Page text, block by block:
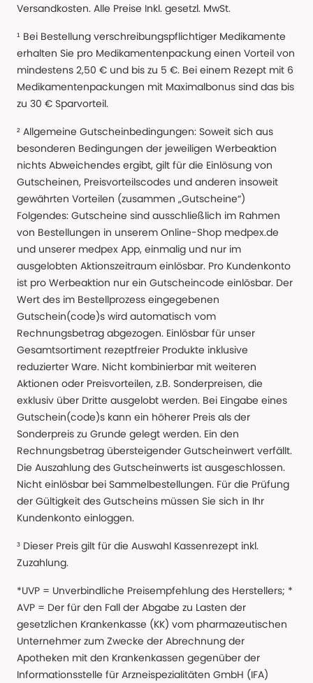
Versandkosten. Alle Preise Inkl. gesetzl. MwSt.
¹ Bei Bestellung verschreibungspflichtiger Medikamente
erhalten Sie pro Medikamentenpackung einen Vorteil von
mindestens 2,50 € und bis zu 5 €. Bei einem Rezept mit 6
Medikamentenpackungen mit Maximalbonus sind das bis
zu 30 € Sparvorteil.
² Allgemeine Gutscheinbedingungen: Soweit sich aus
besonderen Bedingungen der jeweiligen Werbeaktion
nichts Abweichendes ergibt, gilt für die Einlösung von
Gutscheinen, Preisvorteilscodes und anderen insoweit
gewährten Vorteilen (zusammen „Gutscheine“)
Folgendes: Gutscheine sind ausschließlich im Rahmen
von Bestellungen in unserem Online-Shop medpex.de
und unserer medpex App, einmalig und nur im
ausgelobten Aktionszeitraum einlösbar. Pro Kundenkonto
ist pro Werbeaktion nur ein Gutscheincode einlösbar. Der
Wert des im Bestellprozess eingegebenen
Gutschein(code)s wird automatisch vom
Rechnungsbetrag abgezogen. Einlösbar für unser
Gesamtsortiment rezeptfreier Produkte inklusive
reduzierter Ware. Nicht kombinierbar mit weiteren
Aktionen oder Preisvorteilen, z.B. Sonderpreisen, die
exklusiv über Dritte ausgelobt werden. Bei Eingabe eines
Gutschein(code)s kann ein höherer Preis als der
Sonderpreis zu Grunde gelegt werden. Ein den
Rechnungsbetrag übersteigender Gutscheinwert verfällt.
Die Auszahlung des Gutscheinwerts ist ausgeschlossen.
Nicht einlösbar bei Sammelbestellungen. Für die Prüfung
der Gültigkeit des Gutscheins müssen Sie sich in Ihr
Kundenkonto einloggen.
³ Dieser Preis gilt für die Auswahl Kassenrezept inkl.
Zuzahlung.
*UVP = Unverbindliche Preisempfehlung des Herstellers; *
AVP = Der für den Fall der Abgabe zu Lasten der
gesetzlichen Krankenkasse (KK) vom pharmazeutischen
Unternehmer zum Zwecke der Abrechnung der
Apotheken mit den Krankenkassen gegenüber der
Informationsstelle für Arzneispezialitäten GmbH (IFA)